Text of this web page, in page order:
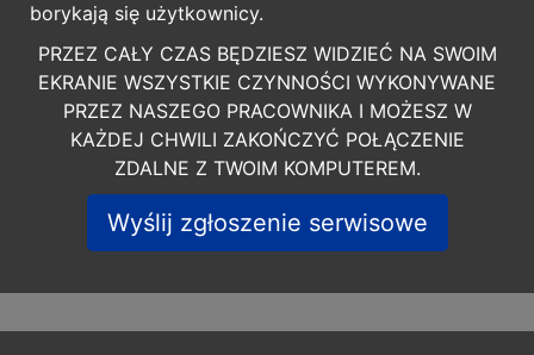
borykają się użytkownicy.
PRZEZ CAŁY CZAS BĘDZIESZ WIDZIEĆ NA SWOIM
EKRANIE WSZYSTKIE CZYNNOŚCI WYKONYWANE
PRZEZ NASZEGO PRACOWNIKA I MOŻESZ W
KAŻDEJ CHWILI ZAKOŃCZYĆ POŁĄCZENIE
ZDALNE Z TWOIM KOMPUTEREM.
Wyślij zgłoszenie serwisowe